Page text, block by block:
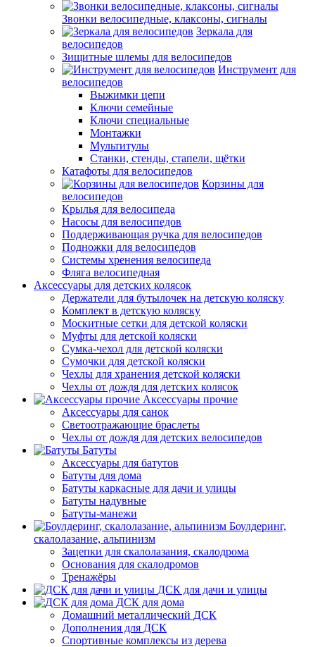
Звонки велосипедные, клаксоны, сигналы
Зеркала для
велосипедов
Зищитные шлемы для велосипедов
Инструмент для
велосипедов
Выжимки цепи
Ключи семейные
Ключи специальные
Монтажки
Мультитулы
Станки, стенды, стапели, щётки
Катафоты для велосипедов
Корзины для
велосипедов
Крылья для велосипеда
Насосы для велосипедов
Поддерживающая ручка для велосипедов
Подножки для велосипедов
Системы хренения велосипеда
Фляга велосипедная
Аксессуары для детских колясок
Держатели для бутылочек на детскую коляску
Комплект в детскую коляску
Москитные сетки для детской коляски
Муфты для детской коляски
Сумка-чехол для детской коляски
Сумочки для детской коляски
Чехлы для хранения детской коляски
Чехлы от дождя для детских колясок
Аксессуары прочие
Аксессуары для санок
Светоотражающие браслеты
Чехлы от дождя для детских велосипедов
Батуты
Аксессуары для батутов
Батуты для дома
Батуты каркасные для дачи и улицы
Батуты надувные
Батуты-манежи
Боулдеринг,
скалолазание, альпинизм
Зацепки для скалолазания, скалодрома
Основания для скалодромов
Тренажёры
ДСК для дачи и улицы
ДСК для дома
Домашний металлический ДСК
Дополнения для ДСК
Спортивные комплексы из дерева